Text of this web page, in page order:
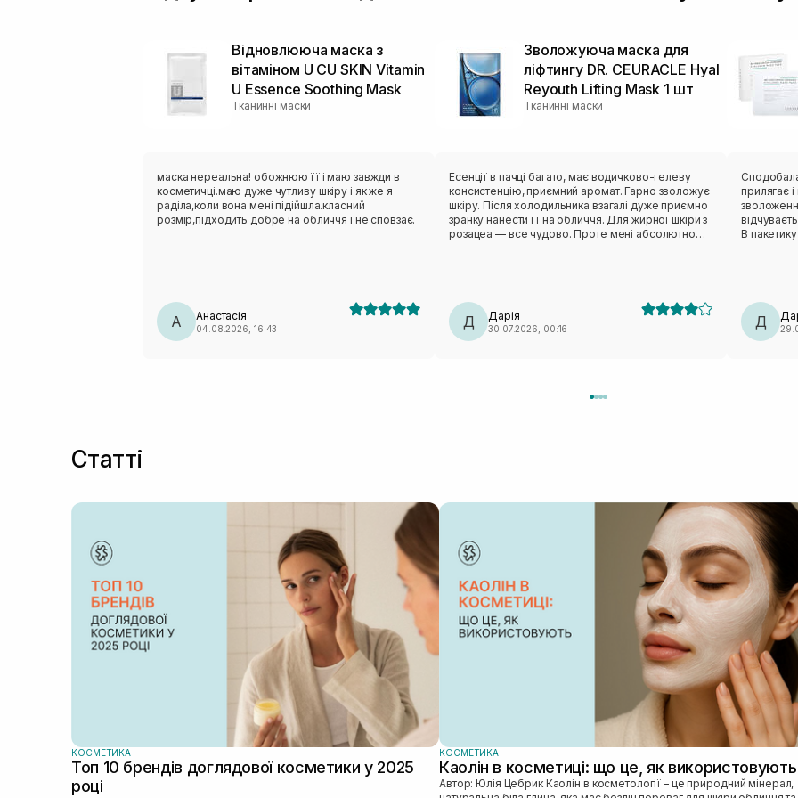
Відновлююча маска з
вітаміном U CU SKIN Vitamin
U Essence Soothing Mask
Тканинні маски
маска нереальна! обожнюю її і маю завжди в
косметичці.маю дуже чутливу шкіру і як же я
раділа,коли вона мені підійшла.класний
розмір,підходить добре на обличчя і не сповзає.
А Анастасія
04.08.2026, 16:43
Зволожуюча маска для
ліфтингу DR. CEURACLE Hyal
Reyouth Lifting Mask 1 шт
Тканинні маски
Есенції в пачці багато, має водичково-гелеву
консистенцію, приємний аромат. Гарно зволожує
шкіру. Після холодильника взагалі дуже приємно
зранку нанести її на обличчя. Для жирної шкіри з
розацеа — все чудово. Проте мені абсолютно
вдруге не повторю (лише через лекало).
Д Дарія
30.07.2026, 00:16
Сподобалася ця
прилягає і
В
класна
Д
Статті
КОСМЕТИКА
Топ 10 брендів доглядової косметики у 2025
році
КОСМЕТИКА
Каолін в косметиці: що це, як використовують
Автор: Юлія Цебрик Каолін в косметології – це природний мінерал,